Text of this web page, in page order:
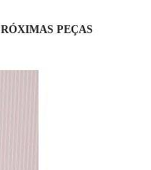
PEÇAS